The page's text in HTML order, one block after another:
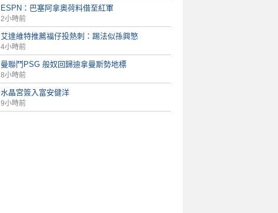
ESPN：巴塞阿拿奧荷料借至紅軍
2小時前
艾達維特推薦福仔投熱刺：踢法似孫興慜
4小時前
曼聯鬥PSG 般奴回歸迪拿曼斯勢地標
8小時前
水晶宮簽入富安健洋
9小時前